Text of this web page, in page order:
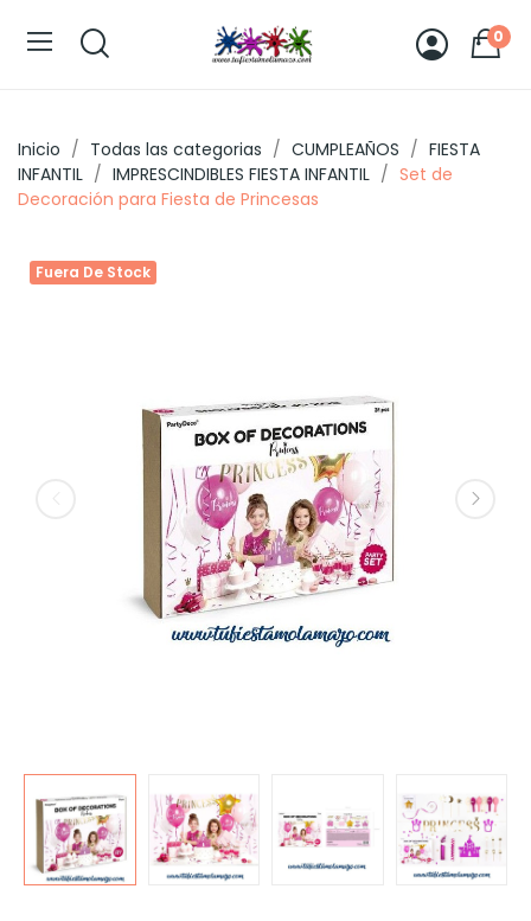
0
Inicio Todas las categorias CUMPLEAÑOS
FIESTA
INFANTIL
IMPRESCINDIBLES FIESTA INFANTIL
Set de
Decoración para Fiesta de Princesas
Fuera De Stock